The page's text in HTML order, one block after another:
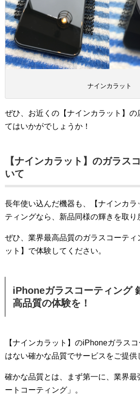
ナインカラット
ぜひ、お近くの【ナインカラット】の
てはいかがでしょうか！
【ナインカラット】のガラス
いて
長年使い込んだ機器も、【ナインカラ
ティングなら、新品同様の輝きを取り
ぜひ、業界最高品質のガラスコーティ
ット】で体験してください。
iPhoneガラスコーティング
高品質の体験を！
【ナインカラット】のiPhoneガラス
はない確かな品質でサービスをご提供
確かな品質とは、まず第一に、業界最
ートコーティング」。